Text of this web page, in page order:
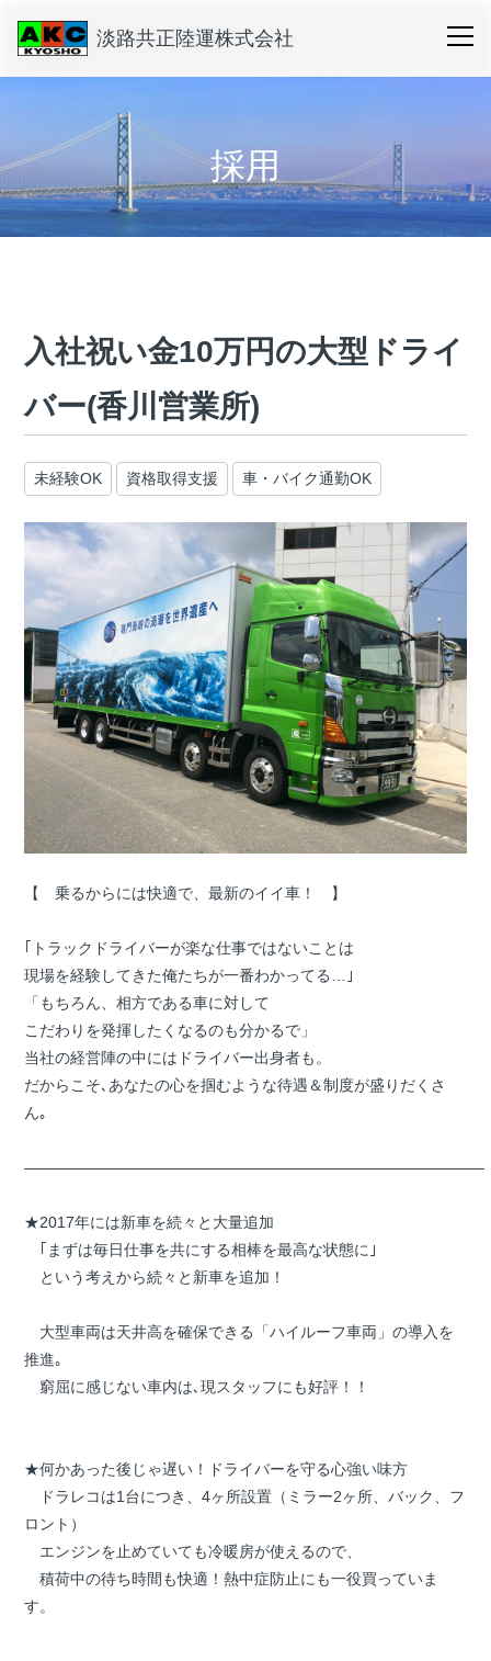
淡路共正陸運株式会社
採用
入社祝い金10万円の大型ドライ
バー(香川営業所)
未経験OK 資格取得支援 車・バイク通勤OK
【 乗るからには快適で、最新のイイ車！ 】
｢トラックドライバーが楽な仕事ではないことは
現場を経験してきた俺たちが一番わかってる…｣
「もちろん、相方である車に対して
こだわりを発揮したくなるのも分かるで」
当社の経営陣の中にはドライバー出身者も。
だからこそ､あなたの心を掴むような待遇＆制度が盛りだくさ
ん｡
――――――――――――――――――――――――――――――
★2017年には新車を続々と大量追加
｢まずは毎日仕事を共にする相棒を最高な状態に｣
という考えから続々と新車を追加！
大型車両は天井高を確保できる「ハイルーフ車両」の導入を
推進｡
窮屈に感じない車内は､現スタッフにも好評！！
★何かあった後じゃ遅い！ドライバーを守る心強い味方
ドラレコは1台につき、4ヶ所設置（ミラー2ヶ所、バック、フ
ロント）
エンジンを止めていても冷暖房が使えるので、
積荷中の待ち時間も快適！熱中症防止にも一役買っていま
す。